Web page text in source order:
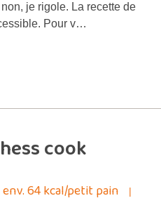
je rigole. La recette de
Pour v…
cook
env. 64 kcal/petit pain